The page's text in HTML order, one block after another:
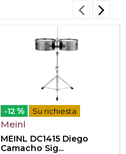
-12 % Su richiesta
Meinl
MEINL DC1415 Diego
Camacho Sig...